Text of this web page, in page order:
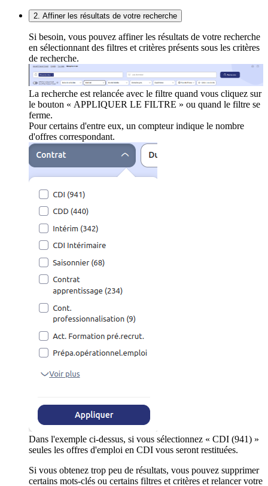
2. Affiner les résultats de votre recherche
Si besoin, vous pouvez affiner les résultats de votre recherche
en sélectionnant des filtres et critères présents sous les critères
de recherche.
La recherche est relancée avec le filtre quand vous cliquez sur
le bouton « APPLIQUER LE FILTRE » ou quand le filtre se
ferme.
Pour certains d'entre eux, un compteur indique le nombre
d'offres correspondant.
Dans l'exemple ci-dessus, si vous sélectionnez « CDI (941) »
seules les offres d'emploi en CDI vous seront restituées.
Si vous obtenez trop peu de résultats, vous pouvez supprimer
certains mots-clés ou certains filtres et critères et relancer votre